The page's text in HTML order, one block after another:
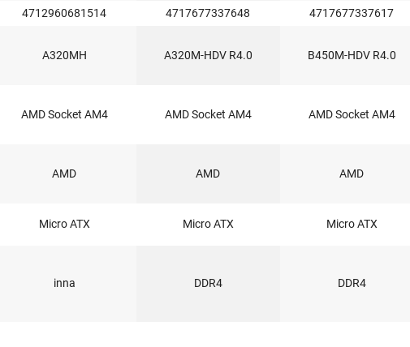
4712960681514 4717677337648 4717677337617
A320MH A320M-HDV R4.0 B450M-HDV R4.0
AMD Socket AM4 AMD Socket AM4 AMD Socket AM4
AMD AMD AMD
Micro ATX Micro ATX Micro ATX
inna DDR4 DDR4